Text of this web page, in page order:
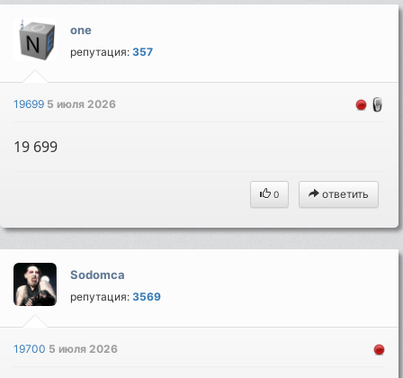
one
репутация:357
19699 5 июля 2026
19 699
0 ответить
Sodomca
репутация:3569
19700 5 июля 2026